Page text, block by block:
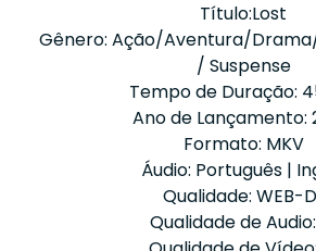
Título:Lost
Gênero: Ação/Aventura/
/ Suspense
Tempo de Duração:
Ano de Lançamento:
Formato: MKV
Áudio: Português |
Qualidade: WEB-
Qualidade de